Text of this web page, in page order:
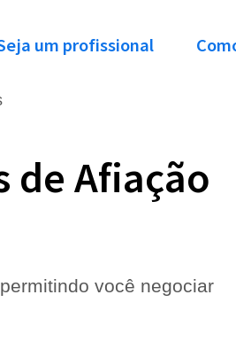
um profissional
de Afiação
você negociar